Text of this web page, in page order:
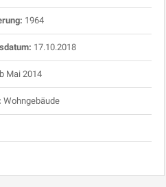
1964
17.10.2018
Mai 2014
Wohngebäude